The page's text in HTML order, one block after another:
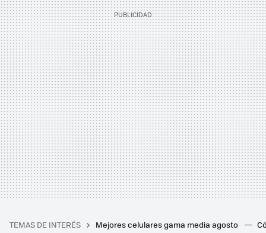
TEMAS DE INTERÉS Mejores celulares gama media agosto